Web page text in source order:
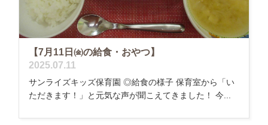
【7月11日㈮の給食・おやつ】
2025.07.11
サンライズキッズ保育園 ◎給食の様子 保育室から「い
ただきます！」と元気な声が聞こえてきました！ 今...